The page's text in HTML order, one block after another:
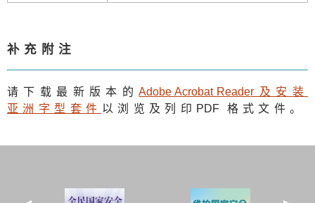
补充附注
请下载最新版本的Adobe Acrobat Reader及安装
亚洲字型套件 以浏览及列印 PDF 格式文件。